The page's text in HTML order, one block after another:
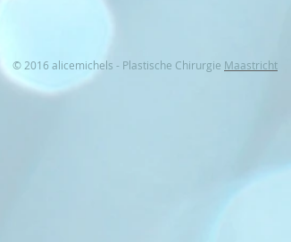
© 2016 alicemichels - Plastische Chirurgie Maastricht